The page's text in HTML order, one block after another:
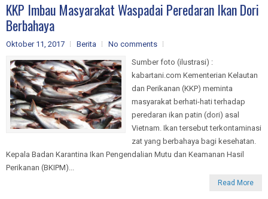
KKP Imbau Masyarakat Waspadai Peredaran Ikan Dori
Berbahaya
Oktober 11, 2017 Berita
No comments
Sumber foto (ilustrasi) :
kabartani.com Kementerian Kelautan
dan Perikanan (KKP) meminta
masyarakat berhati-hati terhadap
peredaran ikan patin (dori) asal
Vietnam. Ikan tersebut terkontaminasi
zat yang berbahaya bagi kesehatan.
Kepala Badan Karantina Ikan Pengendalian Mutu dan Keamanan Hasil
Perikanan (BKIPM)...
Read More